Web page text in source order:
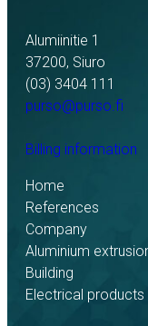
Alumiinitie 1
37200, Siuro
(03) 3404 111
purso@purso.fi
Billing information
Home
References
Company
Aluminium
Building
Electrical products